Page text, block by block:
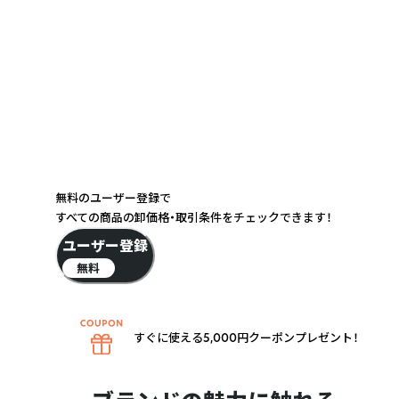
無料のユーザー登録で
すべての商品の卸価格・取引条件をチェックできます！
ユーザー登録
無料
すぐに使える5,000円クーポンプレゼント！